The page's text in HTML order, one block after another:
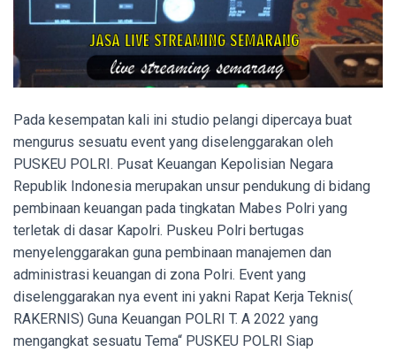
Pada kesempatan kali ini studio pelangi dipercaya buat
mengurus sesuatu event yang diselenggarakan oleh
PUSKEU POLRI. Pusat Keuangan Kepolisian Negara
Republik Indonesia merupakan unsur pendukung di bidang
pembinaan keuangan pada tingkatan Mabes Polri yang
terletak di dasar Kapolri. Puskeu Polri bertugas
menyelenggarakan guna pembinaan manajemen dan
administrasi keuangan di zona Polri. Event yang
diselenggarakan nya event ini yakni Rapat Kerja Teknis(
RAKERNIS) Guna Keuangan POLRI T. A 2022 yang
mengangkat sesuatu Tema“ PUSKEU POLRI Siap